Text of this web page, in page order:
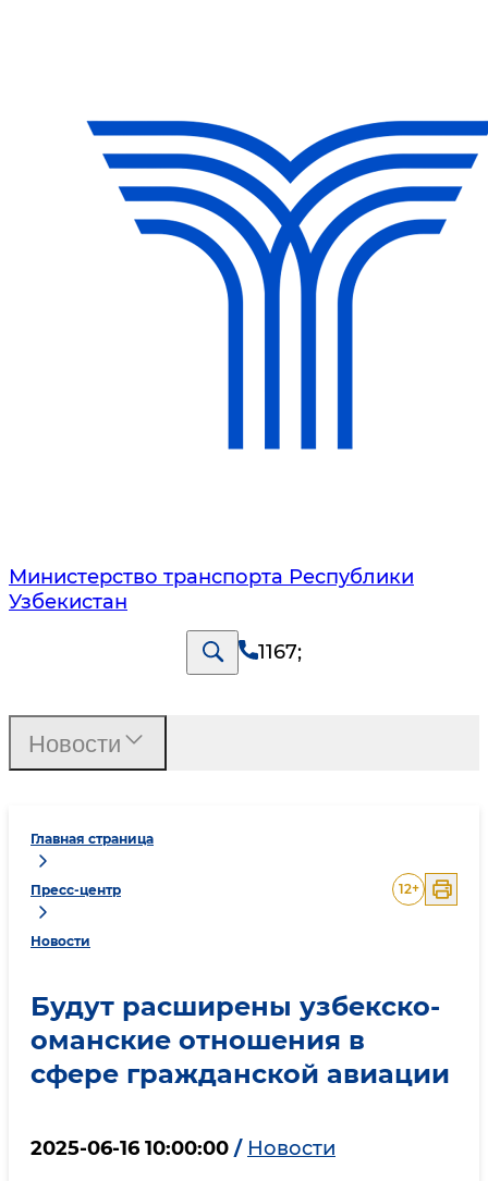
Министерство транспорта Республики
Узбекистан
1167;
Главная страница
Пресс-центр
Новости
12+
Будут расширены узбекско-
оманские отношения в
сфере гражданской авиации
2025-06-16 10:00:00 / Новости
Новости